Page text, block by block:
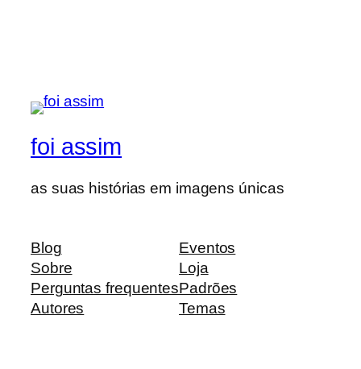
foi assim
as suas histórias em imagens únicas
Blog
Sobre
Perguntas frequentes
Autores
Eventos
Loja
Padrões
Temas